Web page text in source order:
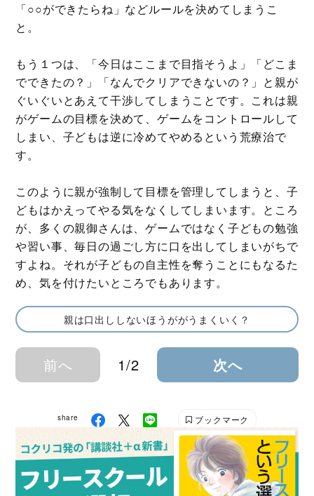
「○○ができたらね」などルールを決めてしまうこ
と。
もう１つは、「今日はここまで目指そうよ」「どこま
でできたの？」「なんでクリアできないの？」と親が
ぐいぐいとあえて干渉してしまうことです。これは親
がゲームの目標を決めて、ゲームをコントロールして
しまい、子どもは逆に冷めてやめるという荒療治で
す。
このように親が強制して目標を管理してしまうと、子
どもはかえってやる気をなくしてしまいます。ところ
が、多くの親御さんは、ゲームではなく子どもの勉強
や習い事、毎日の過ごし方に口を出してしまいがちで
すよね。それが子どもの自主性を奪うことにもなるた
め、気を付けたいところでもあります。
親は口出ししないほうががうまくいく？
前へ 1/2 次へ
share ブックマーク